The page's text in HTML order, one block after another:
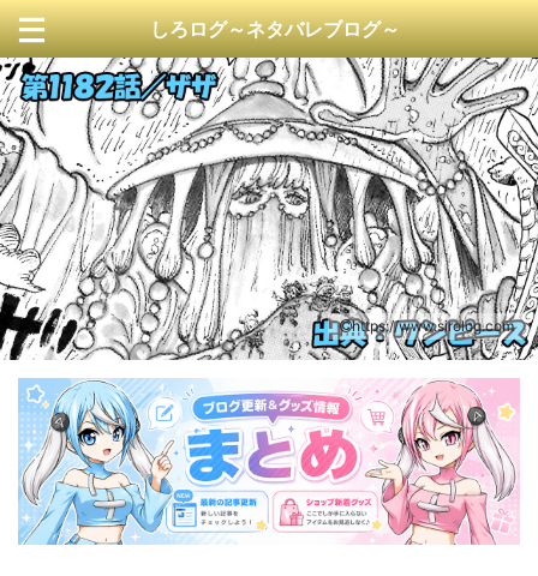
しろログ～ネタバレブログ～
https://www.sirolog.com